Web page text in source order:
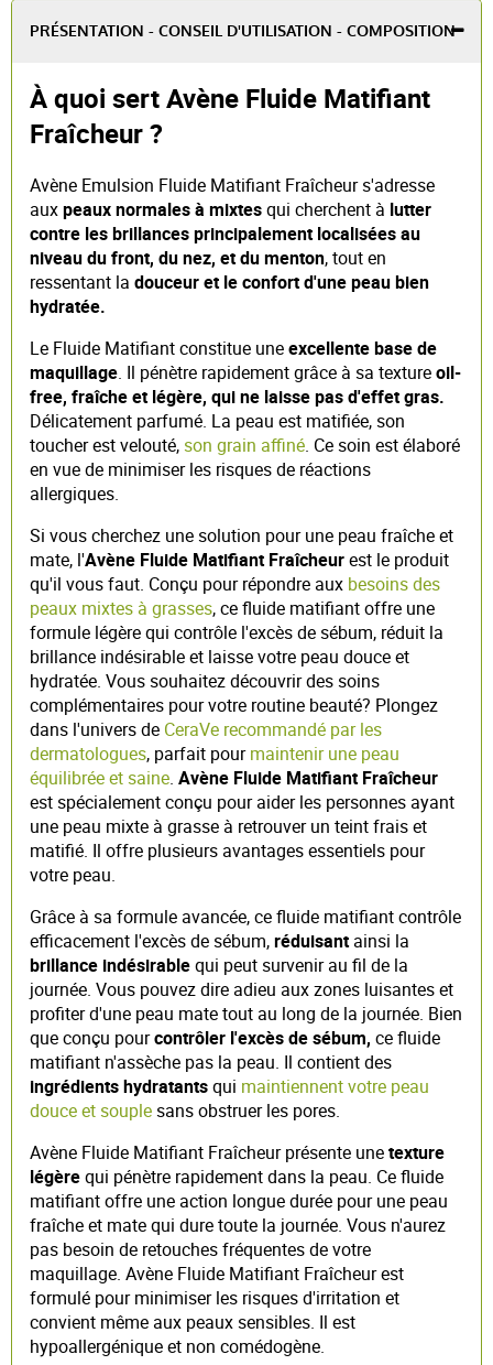
PRÉSENTATION - CONSEIL D'UTILISATION - COMPOSITION
À quoi sert Avène Fluide Matifiant
Fraîcheur ?
Avène Emulsion Fluide Matifiant Fraîcheur s'adresse
auxpeaux normales à mixtesqui cherchent à lutter
contre les brillances principalement localisées au
niveau du front, du nez, et du menton, tout en
ressentant la douceur et le confort d'une peau bien
hydratée.
Le Fluide Matifiant constitue uneexcellente base de
maquillage. Il pénètre rapidement grâce à sa textureoil-
free, fraîche et légère, qui ne laisse pas d'effet gras.
Délicatement parfumé. La peau est matifiée, son
toucher est velouté,son grain affiné. Ce soin est élaboré
en vue de minimiser les risques de réactions
allergiques.
Si vous cherchez une solution pour une peau fraîche et
mate, l'Avène Fluide Matifiant Fraîcheurest le produit
qu'il vous faut. Conçu pour répondre aux besoins des
peaux mixtes à grasses, ce fluide matifiant offre une
formule légère qui contrôle l'excès de sébum, réduit la
brillance indésirable et laisse votre peau douce et
hydratée. Vous souhaitez découvrir des soins
complémentaires pour votre routine beauté? Plongez
dans l'univers de CeraVe recommandé par les
dermatologues, parfait pourmaintenir une peau
équilibrée et saine. Avène Fluide Matifiant Fraîcheur
est spécialement conçu pour aider les personnes ayant
une peau mixte à grasse à retrouver un teint frais et
matifié. Il offre plusieurs avantages essentiels pour
votre peau.
Grâce à sa formule avancée, ce fluide matifiant contrôle
efficacement l'excès de sébum,réduisantainsi la
brillance indésirablequi peut survenir au fil de la
journée. Vous pouvez dire adieu aux zones luisantes et
profiter d'une peau mate tout au long de la journée. Bien
que conçu pourcontrôler l'excès de sébum, ce fluide
matifiant n'assèche pas la peau. Il contient des
ingrédients hydratantsqui maintiennent votre peau
douce et souplesans obstruer les pores.
Avène Fluide Matifiant Fraîcheur présente unetexture
légèrequi pénètre rapidement dans la peau. Ce fluide
matifiant offre une action longue durée pour une peau
fraîche et mate qui dure toute la journée. Vous n'aurez
pas besoin de retouches fréquentes de votre
maquillage. Avène Fluide Matifiant Fraîcheur est
formulé pour minimiser les risques d'irritation et
convient même aux peaux sensibles. Il est
hypoallergénique et non comédogène.